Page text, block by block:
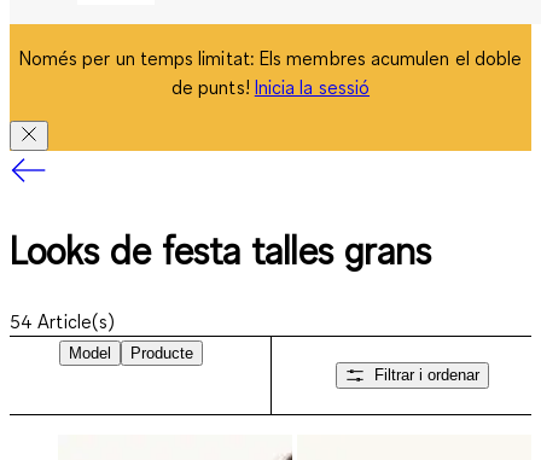
Només per un temps limitat: Els membres acumulen el doble
de punts! Inicia la sessió
Looks de festa talles grans
54 Article(s)
Model
Producte
Filtrar i ordenar